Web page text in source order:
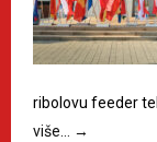
ribolovu feeder
više…
→